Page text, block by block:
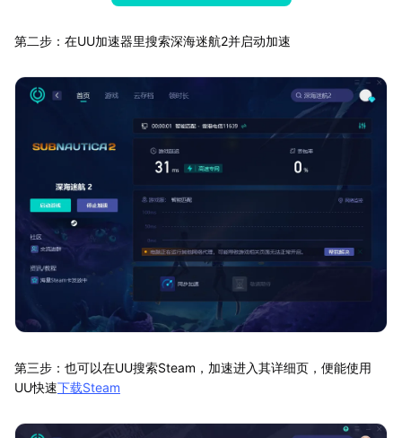
第二步：在UU加速器里搜索深海迷航2并启动加速
第三步：也可以在UU搜索Steam，加速进入其详细页，便能使用
UU快速下载Steam